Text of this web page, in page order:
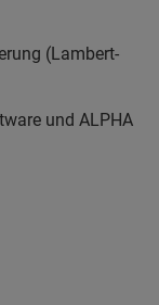
(Lambert-
und ALPHA